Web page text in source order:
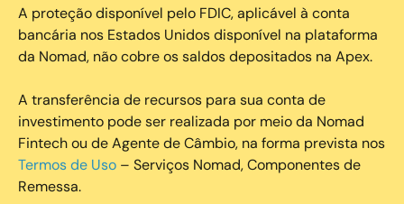
A proteção disponível pelo FDIC, aplicável à conta
bancária nos Estados Unidos disponível na plataforma
da Nomad, não cobre os saldos depositados na Apex.
A transferência de recursos para sua conta de
investimento pode ser realizada por meio da Nomad
Fintech ou de Agente de Câmbio, na forma prevista nos
Termos de Uso – Serviços Nomad, Componentes de
Remessa.